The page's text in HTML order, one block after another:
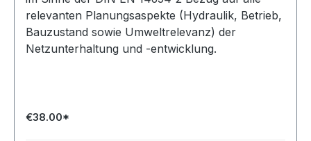
relevanten Planungsaspekte (Hydraulik, Betrieb,
Bauzustand sowie Umweltrelevanz) der
Netzunterhaltung und -entwicklung.
€38.00*